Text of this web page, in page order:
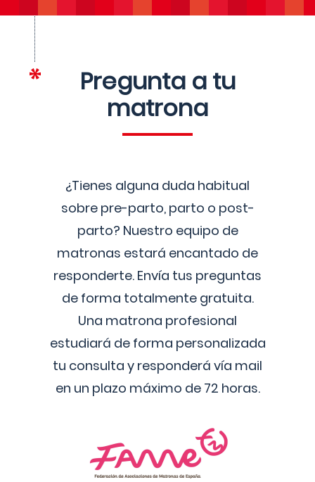
Pregunta a tu
matrona
¿Tienes alguna duda habitual
sobre pre-parto, parto o post-
parto? Nuestro equipo de
matronas estará encantado de
responderte. Envía tus preguntas
de forma totalmente gratuita.
Una matrona profesional
estudiará de forma personalizada
tu consulta y responderá vía mail
en un plazo máximo de 72 horas.